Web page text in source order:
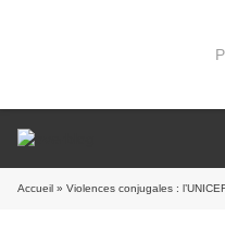
Accueil » Violences conjugales : l’UNICEF alerte